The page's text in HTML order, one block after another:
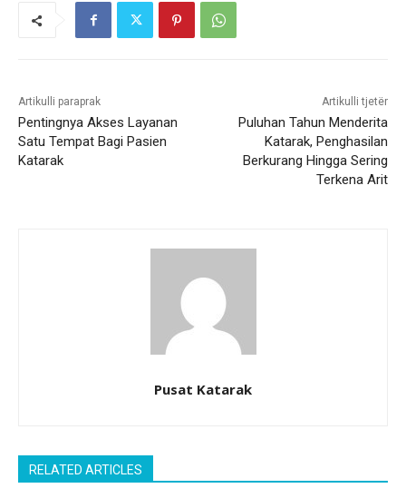
Artikulli paraprak
Pentingnya Akses Layanan
Satu Tempat Bagi Pasien
Katarak
Artikulli tjetër
Puluhan Tahun Menderita
Katarak, Penghasilan
Berkurang Hingga Sering
Terkena Arit
Pusat Katarak
RELATED ARTICLES